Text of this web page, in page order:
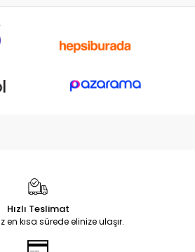
Hızlı Teslimat
en kısa sürede elinize ulaşır.